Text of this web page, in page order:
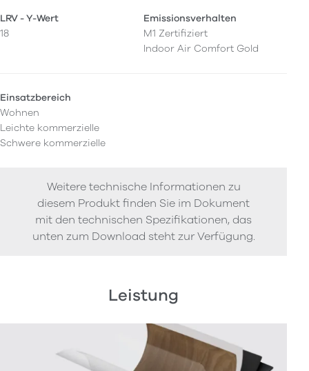
LRV - Y-Wert
18
Emissionsverhalten
M1 Zertifiziert
Indoor Air Comfort Gold
Einsatzbereich
Wohnen
Leichte kommerzielle
Schwere kommerzielle
Weitere technische Informationen zu
diesem Produkt finden Sie im Dokument
mit den technischen Spezifikationen, das
unten zum Download steht zur Verfügung.
Leistung